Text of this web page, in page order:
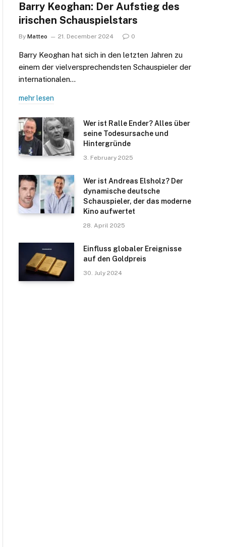
Barry Keoghan: Der Aufstieg des
irischen Schauspielstars
By Matteo 21. December 2024 0
Barry Keoghan hat sich in den letzten Jahren zu
einem der vielversprechendsten Schauspieler der
internationalen…
mehr lesen
Wer ist Ralle Ender? Alles über
seine Todesursache und
Hintergründe
3. February 2025
Wer ist Andreas Elsholz? Der
dynamische deutsche
Schauspieler, der das moderne
Kino aufwertet
28. April 2025
Einfluss globaler Ereignisse
auf den Goldpreis
30. July 2024